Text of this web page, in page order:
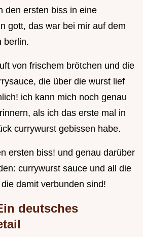
den ersten biss in eine
gott, das war bei mir auf dem
berlin.
von frischem brötchen und die
die über die wurst lief
ich kann mich noch genau
als ich das erste mal in
currywurst gebissen habe.
ersten biss! und genau darüber
currywurst sauce und all die
damit verbunden sind!
deutsches